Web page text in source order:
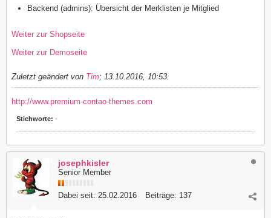
Backend (admins): Übersicht der Merklisten je Mitglied
Weiter zur Shopseite
Weiter zur Demoseite
Zuletzt geändert von Tim; 13.10.2016, 10:53.
http://www.premium-contao-themes.com
Stichworte: -
josephkisler
Senior Member
Dabei seit: 25.02.2016 Beiträge: 137